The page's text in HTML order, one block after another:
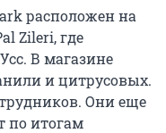
расположен на
Zileri, где
В магазине
и цитрусовых.
Они еще
по итогам